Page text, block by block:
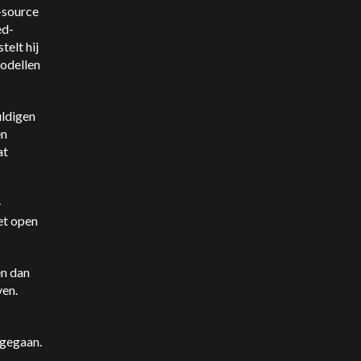
hij
open
dan